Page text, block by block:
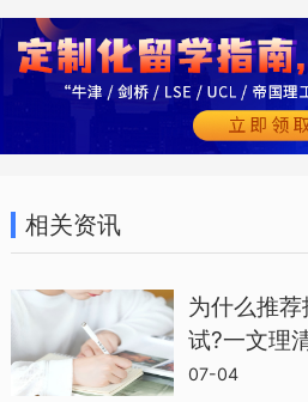
共设四个年级G1、G2、
高），2025年秋季计划
G1年级
相关资讯
为什么推
试?一文理
07-04